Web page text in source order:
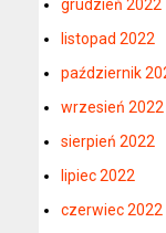
grudzień 2022
listopad 2022
październik
wrzesień 2022
sierpień 2022
lipiec 2022
czerwiec 2022